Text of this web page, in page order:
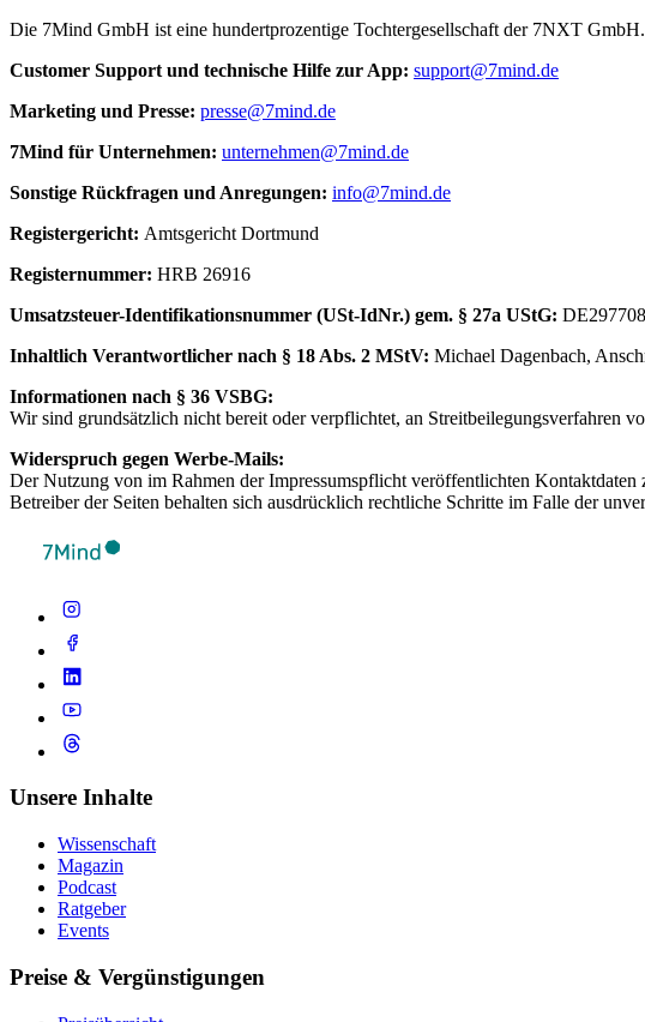
Die 7Mind GmbH ist eine hundertprozentige Tochtergesellschaft der 7NXT
Cus­to­mer Sup­port und tech­nische Hilfe zur App: support@7mind.de
Mar­ke­ting und Presse: presse@7mind.de
7Mind für Unter­neh­men: unternehmen@7mind.de
Sons­tige Rück­fra­gen und Anre­gun­gen: info@7mind.de
Regis­ter­ge­richt: Amts­ge­richt Dort­mund
Regis­ter­num­mer: HRB 26916
Umsatzs­teuer-Iden­ti­fi­ka­tions­num­mer (USt-IdNr.) gem. § 27a UStG:
Inhalt­lich Verant­wort­li­cher nach § 18 Abs. 2 MStV: Michael Dagenbach,
Infor­ma­tio­nen nach § 36 VSBG:
Wir sind grund­sätz­lich nicht bereit oder verp­flich­tet, an Streit­bei­le­gung­sver­fah­ren
Widerspruch gegen Werbe-Mails:
Der Nutzung von im Rahmen der Impressumspflicht veröffentlichten
Betreiber der Seiten behalten sich ausdrücklich rechtliche Schritte im Falle der
Unsere Inhalte
Wissenschaft
Magazin
Podcast
Ratgeber
Events
Preise & Vergünstigungen